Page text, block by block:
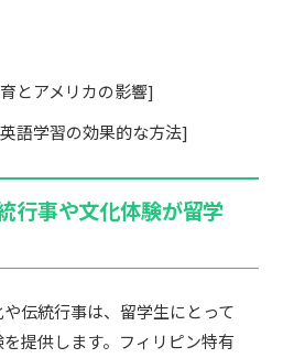
とアメリカの影響]
語学習の効果的な方法]
行事や文化体験が留学
伝統行事は、留学生にとって
提供します。フィリピン特有